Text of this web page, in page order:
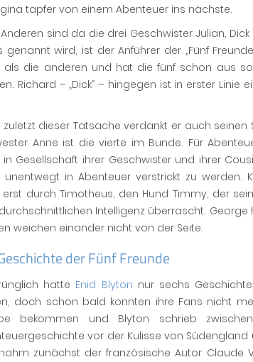
tapfer von einem Abenteuer ins nächste.
sind da die drei Geschwister Julian,
genannt wird, ist der Anführer der „Fünf
als die anderen und hat die fünf schon aus
Richard – „Dick“ – hingegen ist in erster Linie
zuletzt dieser Tatsache verdankt er auch seinen
Anne ist die vierte im Bunde. Für
Gesellschaft ihrer Geschwister und ihrer
unentwegt in Abenteuer verstrickt zu werden.
durch Timotheus, den Hund Timmy, der
Intelligenz überrascht.
weichen einander nicht von der Seite.
der Fünf Freunde
hatte Enid Blyton nur sechs
doch schon bald konnten ihre Fans nicht
bekommen und Blyton schrieb
vor der Kulisse von Südengland
zunächst der französische Autor Claude